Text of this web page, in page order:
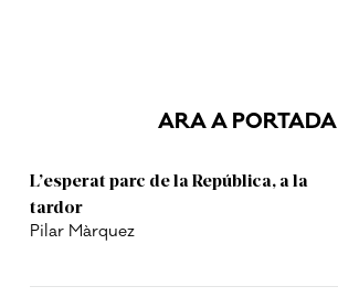
ARA A PORTADA
L’esperat parc de la República, a la
tardor
Pilar Màrquez